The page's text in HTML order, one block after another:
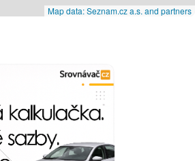
Map data: Seznam.cz a.s. and partners